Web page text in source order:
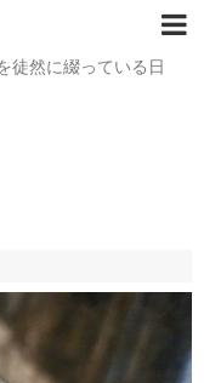
徒然に綴っている日